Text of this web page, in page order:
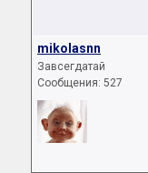
mikolasnn
Завсегдатай
Сообщения: 527